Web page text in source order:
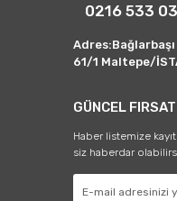
0216 533
61/1 Maltepe/
GÜNCEL
Haber listemize
siz haberdar